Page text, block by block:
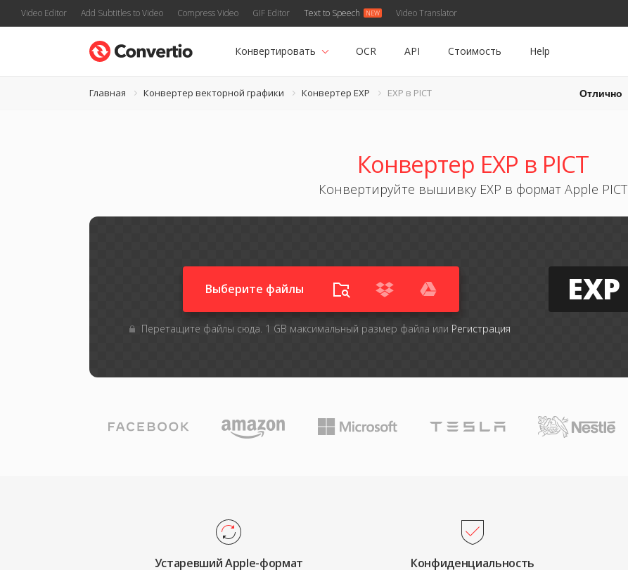
Video Editor Add Subtitles to Video Compress Video GIF Editor Text to Speech Video Translator
Конвертировать OCR API Стоимость Help
Главная Конвертер векторной графики Конвертер EXP EXP в PICT Отлично
Конвертер EXP в PICT
Конвертируйте вышивку EXP в формат Apple PICT
Выберите файлы
Перетащите файлы сюда. 1 GB максимальный размер файла или Регистрация
EXP
Устаревший Apple-формат
Конфиденциальность